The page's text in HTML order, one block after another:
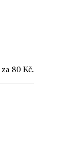
za 80 Kč.